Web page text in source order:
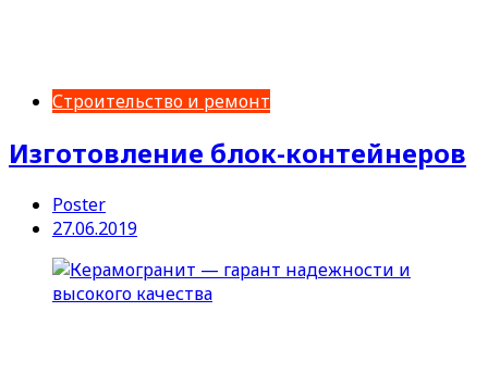
Строительство и ремонт
Изготовление блок-контейнеров
Poster
27.06.2019